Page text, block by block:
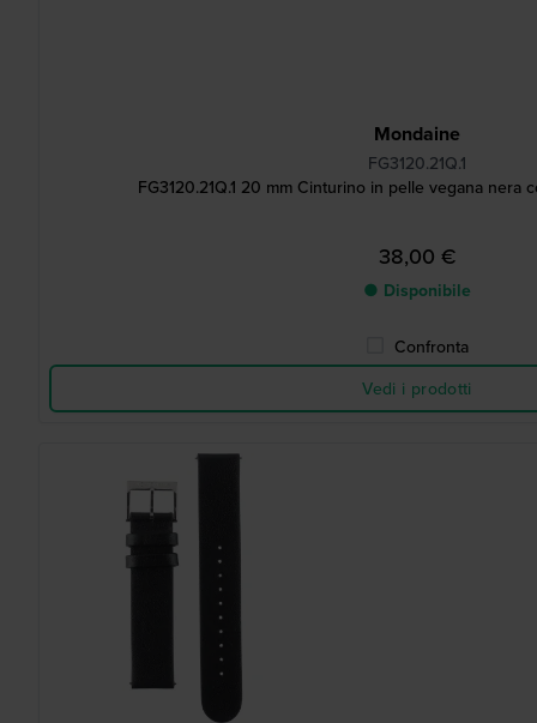
Mondaine
FG3120.21Q.1
FG3120.21Q.1 20 mm Cinturino in pelle vegana nera
38,00 €
● Disponibile
Confronta
Vedi i prodotti